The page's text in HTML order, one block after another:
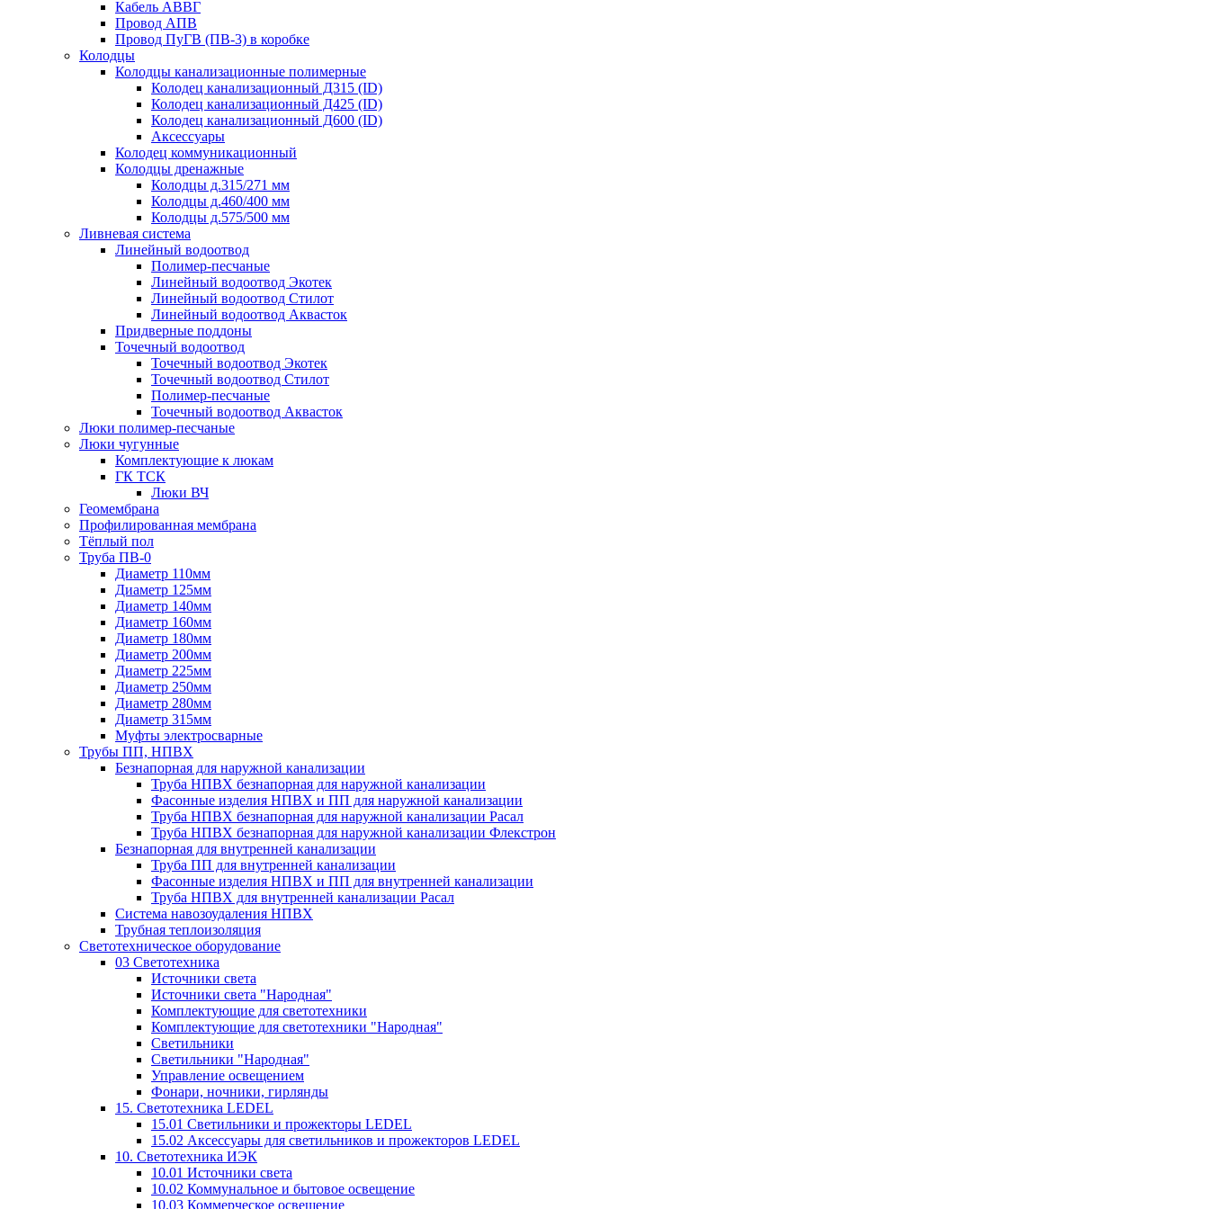
Кабель АВВГ
Провод АПВ
Провод ПуГВ (ПВ-3) в коробке
Колодцы
Колодцы канализационные полимерные
Колодец канализационный Д315 (ID)
Колодец канализационный Д425 (ID)
Колодец канализационный Д600 (ID)
Аксессуары
Колодец коммуникационный
Колодцы дренажные
Колодцы д.315/271 мм
Колодцы д.460/400 мм
Колодцы д.575/500 мм
Ливневая система
Линейный водоотвод
Полимер-песчаные
Линейный водоотвод Экотек
Линейный водоотвод Стилот
Линейный водоотвод Аквасток
Придверные поддоны
Точечный водоотвод
Точечный водоотвод Экотек
Точечный водоотвод Стилот
Полимер-песчаные
Точечный водоотвод Аквасток
Люки полимер-песчаные
Люки чугунные
Комплектующие к люкам
ГК ТСК
Люки ВЧ
Геомембрана
Профилированная мембрана
Тёплый пол
Труба ПВ-0
Диаметр 110мм
Диаметр 125мм
Диаметр 140мм
Диаметр 160мм
Диаметр 180мм
Диаметр 200мм
Диаметр 225мм
Диаметр 250мм
Диаметр 280мм
Диаметр 315мм
Муфты электросварные
Трубы ПП, НПВХ
Безнапорная для наружной канализации
Труба НПВХ безнапорная для наружной канализации
Фасонные изделия НПВХ и ПП для наружной канализации
Труба НПВХ безнапорная для наружной канализации Расал
Труба НПВХ безнапорная для наружной канализации Флекстрон
Безнапорная для внутренней канализации
Труба ПП для внутренней канализации
Фасонные изделия НПВХ и ПП для внутренней канализации
Труба НПВХ для внутренней канализации Расал
Система навозоудаления НПВХ
Трубная теплоизоляция
Светотехническое оборудование
03 Светотехника
Источники света
Источники света "Народная"
Комплектующие для светотехники
Комплектующие для светотехники "Народная"
Светильники
Светильники "Народная"
Управление освещением
Фонари, ночники, гирлянды
15. Светотехника LEDEL
15.01 Светильники и прожекторы LEDEL
15.02 Аксессуары для светильников и прожекторов LEDEL
10. Светотехника ИЭК
10.01 Источники света
10.02 Коммунальное и бытовое освещение
10.03 Коммерческое освещение